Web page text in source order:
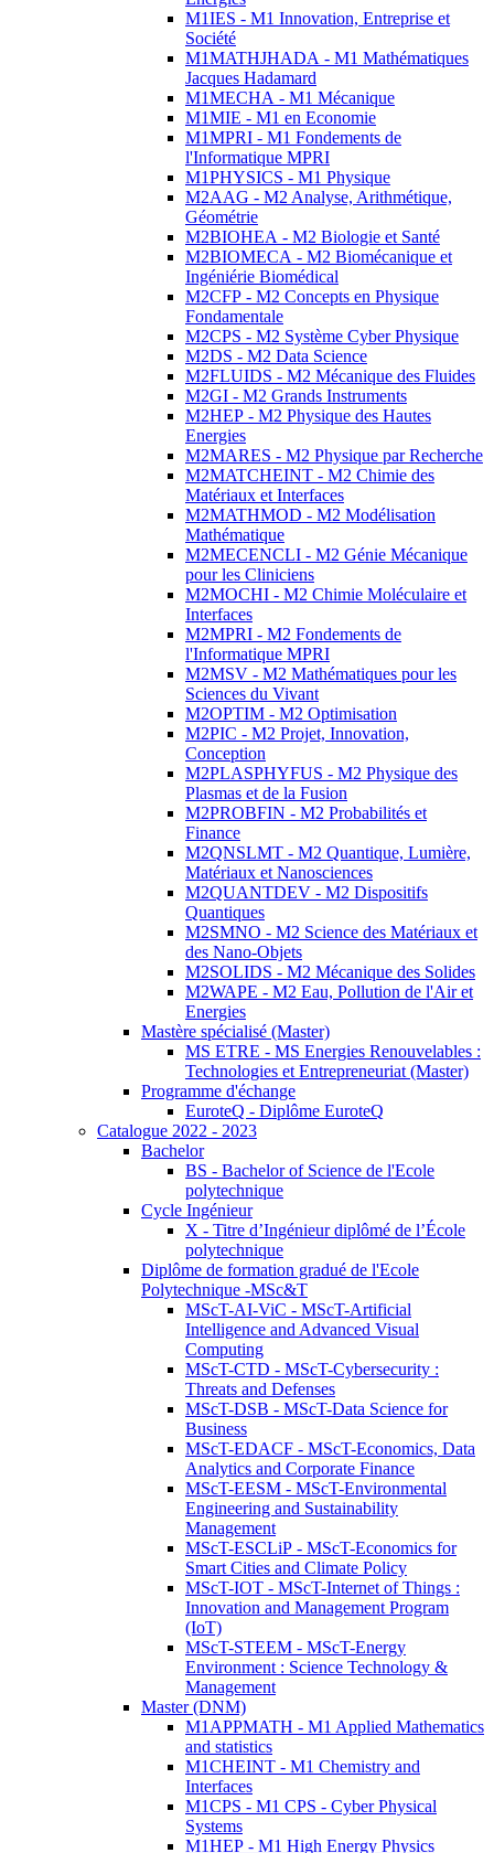
M1IES - M1 Innovation, Entreprise et
Société
M1MATHJHADA - M1 Mathématiques
Jacques Hadamard
M1MECHA - M1 Mécanique
M1MIE - M1 en Economie
M1MPRI - M1 Fondements de
l'Informatique MPRI
M1PHYSICS - M1 Physique
M2AAG - M2 Analyse, Arithmétique,
Géométrie
M2BIOHEA - M2 Biologie et Santé
M2BIOMECA - M2 Biomécanique et
Ingéniérie Biomédical
M2CFP - M2 Concepts en Physique
Fondamentale
M2CPS - M2 Système Cyber Physique
M2DS - M2 Data Science
M2FLUIDS - M2 Mécanique des Fluides
M2GI - M2 Grands Instruments
M2HEP - M2 Physique des Hautes
Energies
M2MARES - M2 Physique par Recherche
M2MATCHEINT - M2 Chimie des
Matériaux et Interfaces
M2MATHMOD - M2 Modélisation
Mathématique
M2MECENCLI - M2 Génie Mécanique
pour les Cliniciens
M2MOCHI - M2 Chimie Moléculaire et
Interfaces
M2MPRI - M2 Fondements de
l'Informatique MPRI
M2MSV - M2 Mathématiques pour les
Sciences du Vivant
M2OPTIM - M2 Optimisation
M2PIC - M2 Projet, Innovation,
Conception
M2PLASPHYFUS - M2 Physique des
Plasmas et de la Fusion
M2PROBFIN - M2 Probabilités et
Finance
M2QNSLMT - M2 Quantique, Lumière,
Matériaux et Nanosciences
M2QUANTDEV - M2 Dispositifs
Quantiques
M2SMNO - M2 Science des Matériaux et
des Nano-Objets
M2SOLIDS - M2 Mécanique des Solides
M2WAPE - M2 Eau, Pollution de l'Air et
Energies
Mastère spécialisé (Master)
MS ETRE - MS Energies Renouvelables :
Technologies et Entrepreneuriat (Master)
Programme d'échange
EuroteQ - Diplôme EuroteQ
Catalogue 2022 - 2023
Bachelor
BS - Bachelor of Science de l'Ecole
polytechnique
Cycle Ingénieur
X - Titre d’Ingénieur diplômé de l’École
polytechnique
Diplôme de formation gradué de l'Ecole
Polytechnique -MSc&T
MScT-AI-ViC - MScT-Artificial
Intelligence and Advanced Visual
Computing
MScT-CTD - MScT-Cybersecurity :
Threats and Defenses
MScT-DSB - MScT-Data Science for
Business
MScT-EDACF - MScT-Economics, Data
Analytics and Corporate Finance
MScT-EESM - MScT-Environmental
Engineering and Sustainability
Management
MScT-ESCLiP - MScT-Economics for
Smart Cities and Climate Policy
MScT-IOT - MScT-Internet of Things :
Innovation and Management Program
(IoT)
MScT-STEEM - MScT-Energy
Environment : Science Technology &
Management
Master (DNM)
M1APPMATH - M1 Applied Mathematics
and statistics
M1CHEINT - M1 Chemistry and
Interfaces
M1CPS - M1 CPS - Cyber Physical
Systems
M1HEP - M1 High Energy Physics